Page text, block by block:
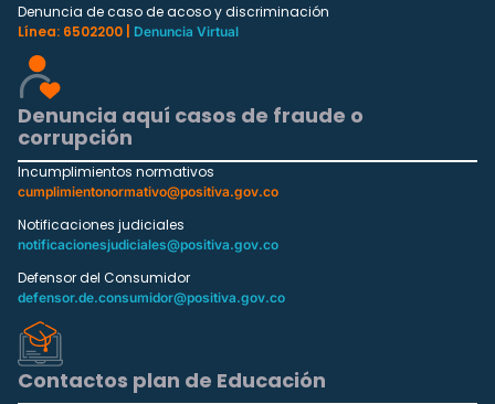
Denuncia de caso de acoso y discriminación
Línea: 6502200 |
Denuncia Virtual
Denuncia aquí casos de fraude o
corrupción
Incumplimientos normativos
cumplimientonormativo@positiva.gov.co
Notificaciones judiciales
notificacionesjudiciales@positiva.gov.co
Defensor del Consumidor
defensor.de.consumidor@positiva.gov.co
Contactos plan de Educación